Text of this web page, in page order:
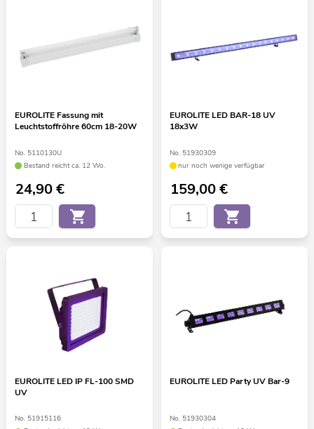
EUROLITE Fassung mit
Leuchtstoffröhre 60cm 18-20W
No. 5110130U
Bestand reicht ca. 12 Wo.
24,90€
EUROLITE LED BAR-18 UV
18x3W
No. 51930309
nur noch wenige verfügbar
159,00€
EUROLITE LED IP FL-100 SMD
UV
No. 51915116
EUROLITE LED Party UV Bar-9
No. 51930304